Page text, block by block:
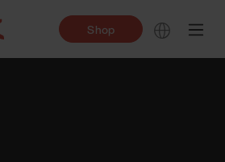
Shop